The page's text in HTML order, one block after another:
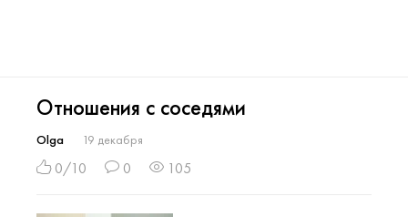
Отношения с соседями
Olga 19 декабря
0/10 0 105